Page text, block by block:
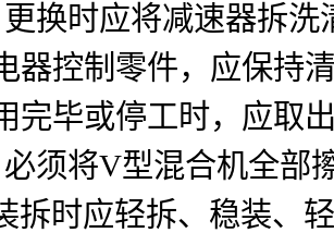
换时应将减速器拆洗
器控制零件，应保持
完毕或停工时，应取
须将V型混合机全部
拆时应轻拆、稳装、